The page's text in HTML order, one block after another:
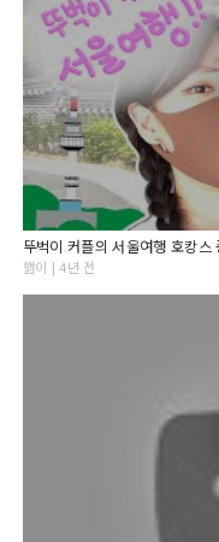
뚜벅이 커플의 서울여행 호캉
핾이 | 4년 전